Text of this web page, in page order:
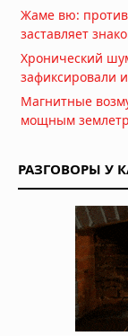
Жаме вю:
заставляет
Хронический
зафиксировали
Магнитные
мощным
РАЗГОВОРЫ У